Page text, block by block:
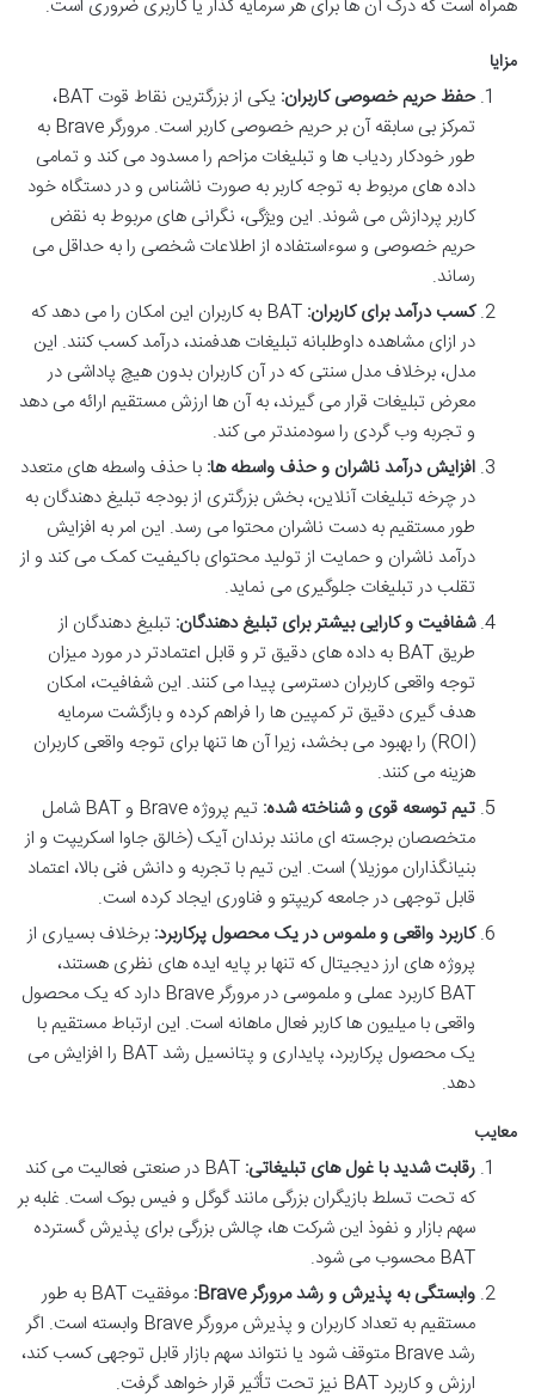
همراه است که درک آن ها برای هر سرمایه گذار یا کاربری ضروری است.
مزایا
حفظ حریم خصوصی کاربران:
یکی از بزرگترین نقاط قوت BAT،
تمرکز بی سابقه آن بر حریم خصوصی کاربر است. مرورگر Brave به
طور خودکار ردیاب ها و تبلیغات مزاحم را مسدود می کند و تمامی
داده های مربوط به توجه کاربر به صورت ناشناس و در دستگاه خود
کاربر پردازش می شوند. این ویژگی، نگرانی های مربوط به نقض
حریم خصوصی و سوءاستفاده از اطلاعات شخصی را به حداقل می
رساند.
کسب درآمد برای کاربران:
BAT به کاربران این امکان را می دهد که
در ازای مشاهده داوطلبانه تبلیغات هدفمند، درآمد کسب کنند. این
مدل، برخلاف مدل سنتی که در آن کاربران بدون هیچ پاداشی در
معرض تبلیغات قرار می گیرند، به آن ها ارزش مستقیم ارائه می دهد
و تجربه وب گردی را سودمندتر می کند.
افزایش درآمد ناشران و حذف واسطه ها: با حذف واسطه های متعدد
در چرخه تبلیغات آنلاین، بخش بزرگتری از بودجه تبلیغ دهندگان به
طور مستقیم به دست ناشران محتوا می رسد. این امر به افزایش
درآمد ناشران و حمایت از تولید محتوای باکیفیت کمک می کند و از
تقلب در تبلیغات جلوگیری می نماید.
شفافیت و کارایی بیشتر برای تبلیغ دهندگان: تبلیغ دهندگان از
طریق BAT به داده های دقیق تر و قابل اعتمادتر در مورد میزان
توجه واقعی کاربران دسترسی پیدا می کنند. این شفافیت، امکان
هدف گیری دقیق تر کمپین ها را فراهم کرده و بازگشت سرمایه
(ROI) را بهبود می بخشد، زیرا آن ها تنها برای توجه واقعی کاربران
هزینه می کنند.
تیم توسعه قوی و شناخته شده:
تیم پروژه Brave و BAT شامل
متخصصان برجسته ای مانند برندان آیک (خالق جاوا اسکریپت و از
بنیانگذاران موزیلا) است. این تیم با تجربه و دانش فنی بالا، اعتماد
قابل توجهی در جامعه کریپتو و فناوری ایجاد کرده است.
کاربرد واقعی و ملموس در یک محصول پرکاربرد: برخلاف بسیاری از
پروژه های ارز دیجیتال که تنها بر پایه ایده های نظری هستند،
BAT کاربرد عملی و ملموسی در مرورگر Brave دارد که یک محصول
واقعی با میلیون ها کاربر فعال ماهانه است. این ارتباط مستقیم با
یک محصول پرکاربرد، پایداری و پتانسیل رشد BAT را افزایش می
دهد.
معایب
رقابت شدید با غول های تبلیغاتی:
BAT در صنعتی فعالیت می کند
که تحت تسلط بازیگران بزرگی مانند گوگل و فیس بوک است. غلبه بر
سهم بازار و نفوذ این شرکت ها، چالش بزرگی برای پذیرش گسترده
BAT محسوب می شود.
وابستگی به پذیرش و رشد مرورگر Brave:
موفقیت BAT به طور
مستقیم به تعداد کاربران و پذیرش مرورگر Brave وابسته است. اگر
رشد Brave متوقف شود یا نتواند سهم بازار قابل توجهی کسب کند،
ارزش و کاربرد BAT نیز تحت تأثیر قرار خواهد گرفت.